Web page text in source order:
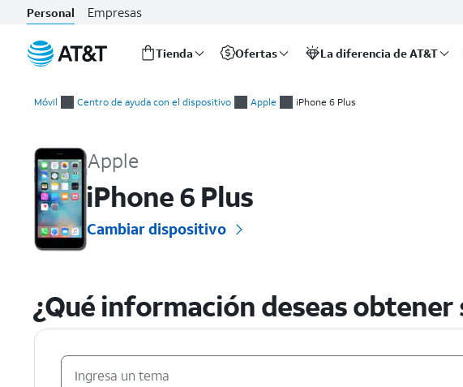
Personal Empresas
Tienda Ofertas La diferencia de AT&T
Móvil Centro de ayuda con el dispositivo Apple iPhone 6 Plus
Apple
iPhone 6 Plus
Cambiar dispositivo
¿Qué información deseas